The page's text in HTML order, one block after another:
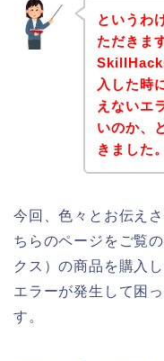
というわ
ただきま
入した時
えないエ
いのか、
きました。
今回、色々とお伝え
ちらのページをご覧
クス）の商品を購入
エラーが発生して困
す。